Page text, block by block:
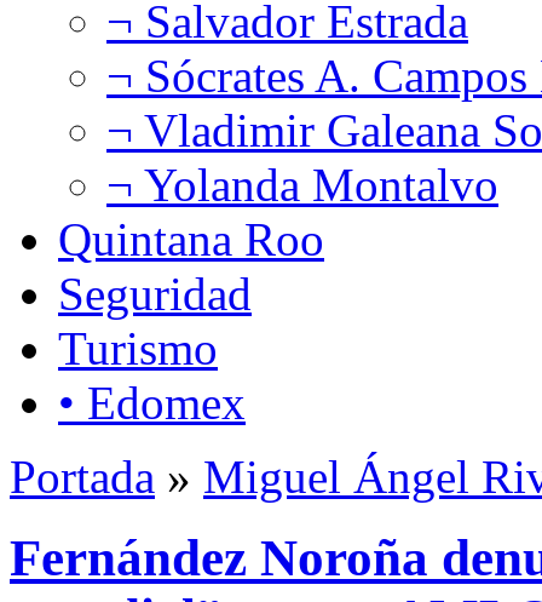
¬ Salvador Estrada
¬ Sócrates A.
¬ Vladimir Galeana
¬ Yolanda Montalvo
Quintana Roo
Seguridad
Turismo
• Edomex
Portada » Miguel Ángel
Fernández Noroña